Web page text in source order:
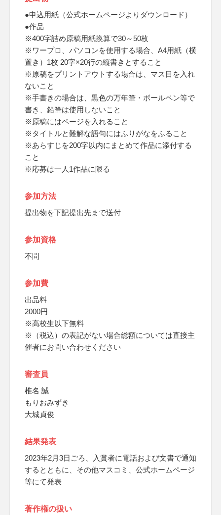
●申込用紙（公式ホームページよりダウンロード）
●作品
※400字詰め原稿用紙換算で30～50枚
※ワープロ、パソコンを使用する場合、A4用紙（横
置き）1枚 20字×20行の縦書きとすること
※原稿をプリントアウトする場合は、マス目を入れ
ないこと
※手書きの場合は、黒色の万年筆・ボールペン等で
書き、鉛筆は使用しないこと
※原稿にはページを入れること
※タイトルと難解な語句にはふりがなをふること
※あらすじを200字以内にまとめて作品に添付する
こと
※応募は一人1作品に限る
参加方法
提出物を下記提出先まで送付
参加資格
不問
参加費
出品料
2000円
※高校生以下無料
※（税込）の表記がない場合総額については直接主
催者にお問い合わせください
審査員
椎名 誠
もりおみずき
大城貞俊
結果発表
2023年2月3日ごろ、入賞者に電話および文書で通知
するとともに、その他マスコミ、公式ホームページ
等にて発表
著作権の扱い